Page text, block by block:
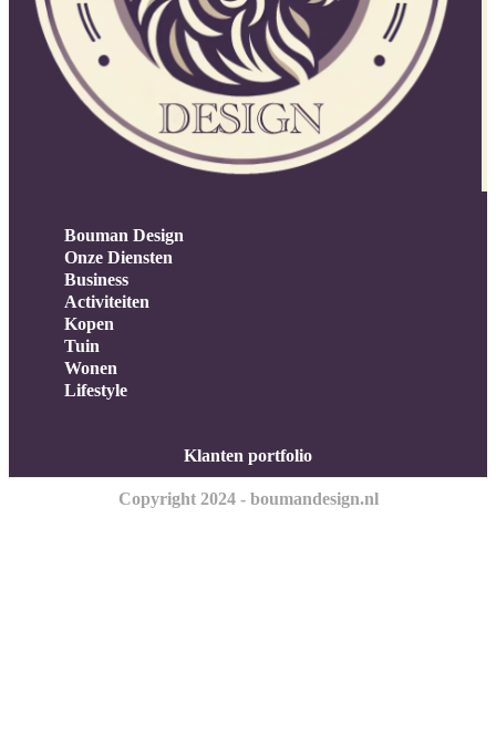
Bouman Design
Onze Diensten
Business
Activiteiten
Kopen
Tuin
Wonen
Lifestyle
Klanten portfolio
Copyright 2024 - boumandesign.nl